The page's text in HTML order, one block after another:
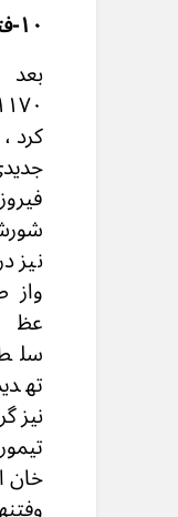
۱۰-فتح پانی پت
بعد
کرد
نیز
نیز
خان